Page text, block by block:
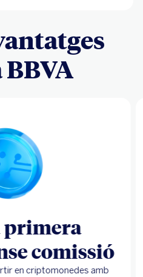
primera
comissió
en criptomonedes amb
BBVA